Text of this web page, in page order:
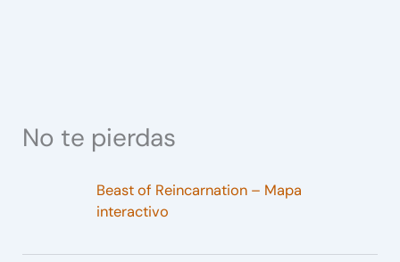
No te pierdas
Beast of Reincarnation – Mapa
interactivo